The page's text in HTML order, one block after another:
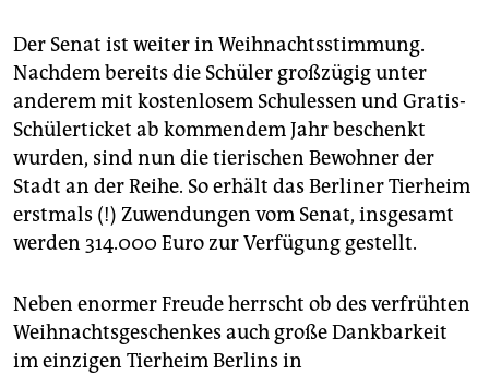
epaper login
Der Senat ist weiter in Weihnachtsstimmung.
Nachdem bereits die Schüler großzügig unter
anderem mit kostenlosem Schulessen und Gratis-
Schülerticket ab kommendem Jahr beschenkt
wurden, sind nun die tierischen Bewohner der
Stadt an der Reihe. So erhält das Berliner Tierheim
erstmals (!) Zuwendungen vom Senat, insgesamt
werden 314.000 Euro zur Verfügung gestellt.
Neben enormer Freude herrscht ob des verfrühten
Weihnachtsgeschenkes auch große Dankbarkeit
im einzigen Tierheim Berlins in